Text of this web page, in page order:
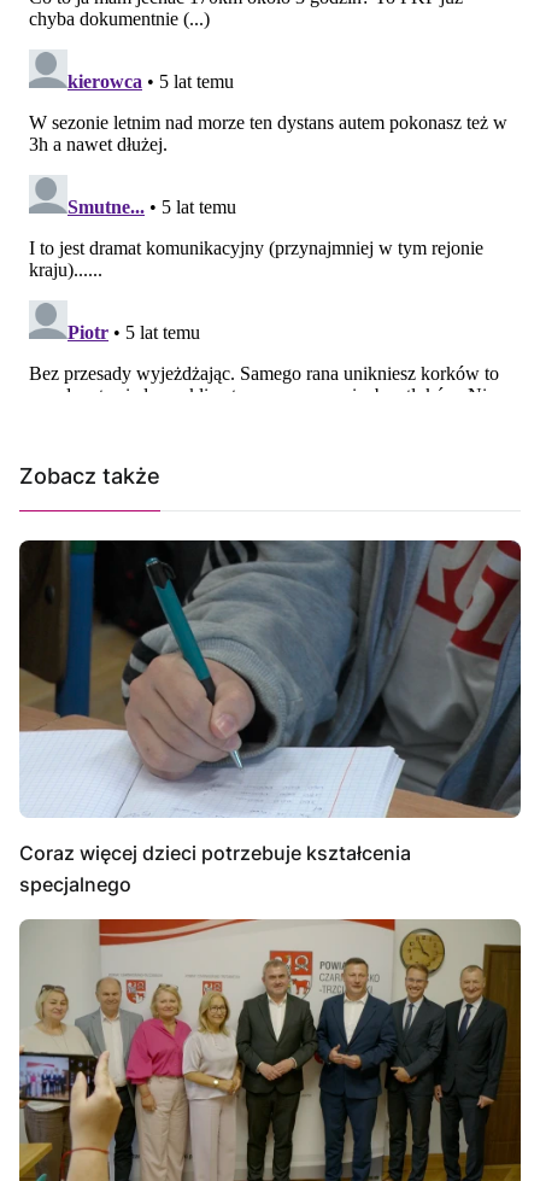
Zobacz także
Coraz więcej dzieci potrzebuje kształcenia
specjalnego